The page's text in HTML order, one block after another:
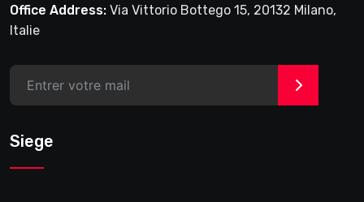
Office Address: Via Vittorio Bottego 15, 20132 Milano,
Italie
>
Siege